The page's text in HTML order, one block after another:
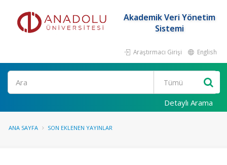
Akademik Veri Yönetim
Sistemi
Araştırmacı Girişi English
Ara
Detaylı Arama
ANA SAYFA SON EKLENEN YAYINLAR